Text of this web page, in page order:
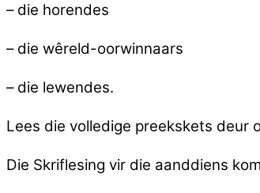
– die horendes
– die wêreld-oorwinnaars
– die lewendes.
Lees die volledige preekskets deur
Die Skriflesing vir die aanddiens